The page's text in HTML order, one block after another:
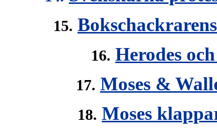
15.
16. Herodes
17. Moses &
18. Moses